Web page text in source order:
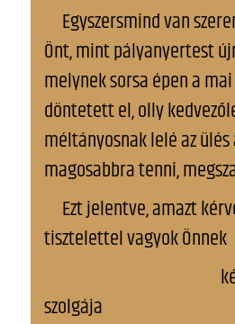
Egyszersmind van
Önt, mint pályanyertest
melynek sorsa épen a
döntetett el, olly
méltányosnak lelé az
magosabbra tenni,
Ezt jelentve, amazt
tisztelettel vagyok Önnek
kész
szolgája